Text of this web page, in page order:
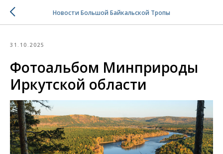
Новости Большой Байкальской Тропы
31.10.2025
Фотоальбом Минприроды
Иркутской области